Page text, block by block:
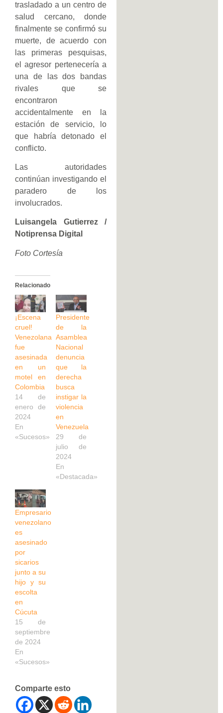
trasladado a un centro de
salud cercano, donde
finalmente se confirmó su
muerte, de acuerdo con
las primeras pesquisas,
el agresor pertenecería a
una de las dos bandas
rivales que se
encontraron
accidentalmente en la
estación de servicio, lo
que habría detonado el
conflicto.
Las autoridades
continúan investigando el
paradero de los
involucrados.
Luisangela Gutierrez /
Notiprensa Digital
Foto Cortesía
Relacionado
¡Escena
cruel!
Venezolana
fue
asesinada
en un
motel en
Colombia
14 de
enero de
2024
En
«Sucesos»
Presidente
de la
Asamblea
Nacional
denuncia
que la
derecha
busca
instigar la
violencia
en
Venezuela
29 de
julio de
2024
En
«Destacada»
Empresario
venezolano
es
asesinado
por
sicarios
junto a su
hijo y su
escolta
en
Cúcuta
15 de
septiembre
de 2024
En
«Sucesos»
Comparte esto